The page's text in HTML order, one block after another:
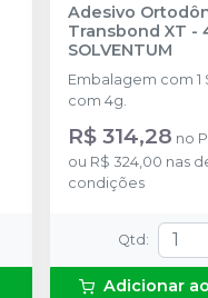
Adesivo
Transbond XT -
SOLVENTUM
Embalagem com 1
com 4g.
R$ 314,28 no
ou R$ 324,00 nas
condições
Qtd :
Adicionar